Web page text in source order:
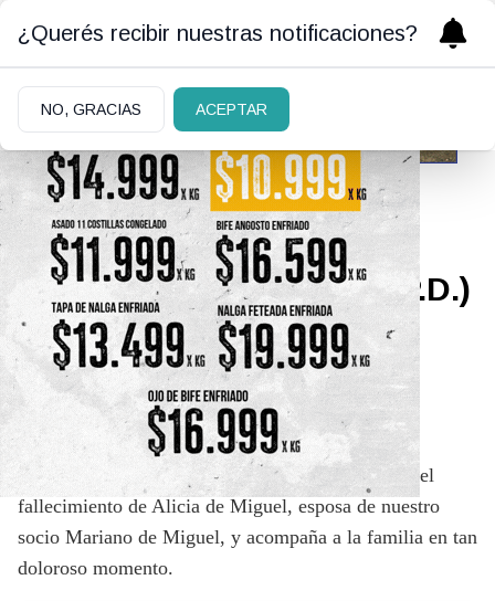
12/01/2026
Alicia de De Miguel (Q.E.P.D.)
Alicia de De Miguel (Q.E.P.D.)
El Rotary Club San Carlos de Bariloche participa el
fallecimiento de Alicia de Miguel, esposa de nuestro
socio Mariano de Miguel, y acompaña a la familia en tan
doloroso momento.
¿Querés recibir nuestras notificaciones?
NO, GRACIAS ACEPTAR